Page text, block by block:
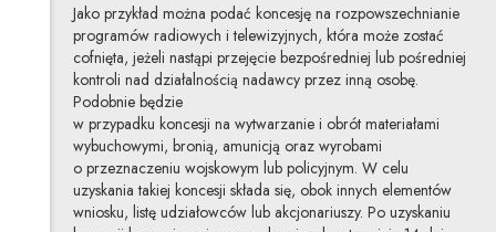
Jako przykład można podać koncesję na rozpowszechnianie
programów radiowych i telewizyjnych, która może zostać
cofnięta, jeżeli nastąpi przejęcie bezpośredniej lub pośredniej
kontroli nad działalnością nadawcy przez inną osobę.
Podobnie będzie
w przypadku koncesji na wytwarzanie i obrót materiałami
wybuchowymi, bronią, amunicją oraz wyrobami
o przeznaczeniu wojskowym lub policyjnym. W celu
uzyskania takiej koncesji składa się, obok innych elementów
wniosku, listę udziałowców lub akcjonariuszy. Po uzyskaniu